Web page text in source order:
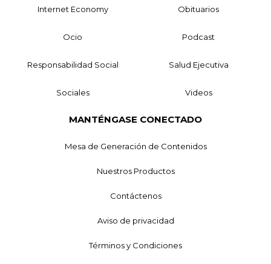
Internet Economy Obituarios
Ocio Podcast
Responsabilidad Social Salud Ejecutiva
Sociales Videos
MANTÉNGASE CONECTADO
Mesa de Generación de Contenidos
Nuestros Productos
Contáctenos
Aviso de privacidad
Términos y Condiciones